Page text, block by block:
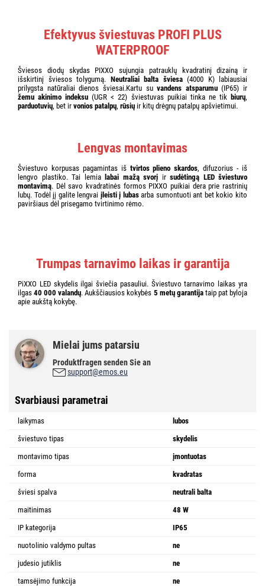
Efektyvus šviestuvas PROFI PLUS
WATERPROOF
Šviesos diodų skydas PIXXO sujungia patrauklų kvadratinį dizainą ir
išskirtinį šviesos tolygumą. Neutraliai balta šviesa(4000 K) labiausiai
prilygsta natūraliai dienos šviesai.Kartu suvandens atsparumu(IP65) ir
žemu akinimo indeksu (UGR < 22) šviestuvas puikiai tinka ne tik biurų,
parduotuvių, bet ir vonios patalpų, rūsių ir kitų drėgnų patalpų apšvietimui.
Lengvas montavimas
Šviestuvo korpusas pagamintas iš tvirtos plieno skardos, difuzorius - iš
lengvo plastiko. Tai lemia labai mažą svorį ir sudėtingą LED šviestuvo
montavimą. Dėl savo kvadratinės formos PIXXO puikiai dera prie rastrinių
lubų. Todėl jį galite lengvai įleisti į lubasarba sumontuoti ant bet kokio kito
paviršiaus dėl prisegamo tvirtinimo rėmo.
Trumpas tarnavimo laikas ir garantija
PiXXO LED skydelis ilgai šviečia pasauliui. Šviestuvo tarnavimo laikas yra
ilgas40 000 valandų. Aukščiausios kokybės 5 metų garantijataip pat byloja
apie aukštą kokybę.
Mielai jums patarsiu
Produktfragen senden Sie an
support@emos.eu
Svarbiausi parametrai
laikymas
lubos
šviestuvo tipas
skydelis
montavimo tipas
įmontuotas
forma
kvadratas
šviesi spalva
neutrali balta
maitinimas
48 W
IP kategorija
IP65
nuotolinio valdymo pultas
ne
judesio jutiklis
ne
tamsėjimo funkcija
ne